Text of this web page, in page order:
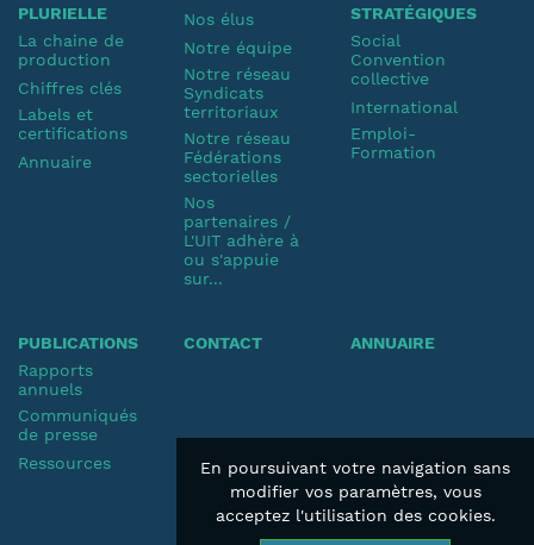
PLURIELLE
La chaine de
production
Chiffres clés
Labels et
certifications
Annuaire
Nos élus
Notre équipe
Notre réseau
Syndicats
territoriaux
Notre réseau
Fédérations
sectorielles
Nos
partenaires /
L'UIT adhère à
ou s'appuie
sur...
STRATÉGIQUES
Social
Convention
collective
International
Emploi-
Formation
PUBLICATIONS
Rapports
annuels
Communiqués
de presse
Ressources
CONTACT ANNUAIRE
En poursuivant votre navigation sans
modifier vos paramètres, vous
acceptez l'utilisation des cookies.